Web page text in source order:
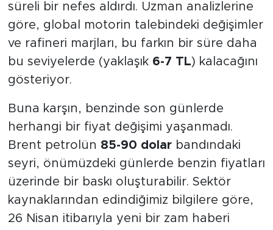
süreli bir nefes aldırdı. Uzman analizlerine
göre, global motorin talebindeki değişimler
ve rafineri marjları, bu farkın bir süre daha
bu seviyelerde (yaklaşık 6-7 TL) kalacağını
gösteriyor.
Buna karşın, benzinde son günlerde
herhangi bir fiyat değişimi yaşanmadı.
Brent petrolün 85-90 dolarbandındaki
seyri, önümüzdeki günlerde benzin fiyatları
üzerinde bir baskı oluşturabilir. Sektör
kaynaklarından edindiğimiz bilgilere göre,
26 Nisan itibarıyla yeni bir zam haberi